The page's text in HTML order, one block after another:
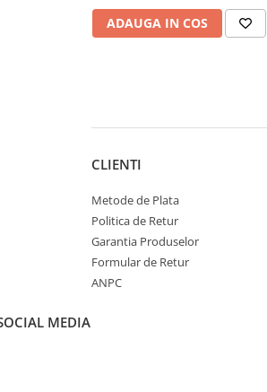
ADAUGA IN COS
CLIENTI
Metode de Plata
Politica de Retur
Garantia Produselor
Formular de Retur
ANPC
MEDIA